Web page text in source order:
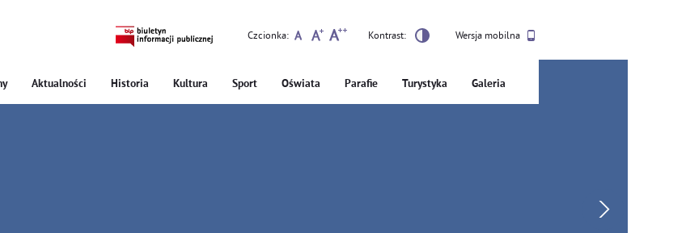
Wersja mobilna
Czcionka: Kontrast:
Aktualności Historia Kultura Sport Oświata Parafie Turystyka Galeria